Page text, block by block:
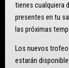
tienes cualquiera
presentes en tu
las próximas
Los nuevos
estarán